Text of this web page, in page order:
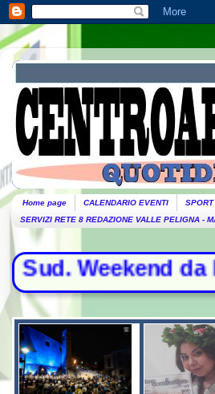
Home page CALENDARIO EVENTI SPORT
SERVIZI RETE 8 REDAZIONE VALLE PELIGNA -
nero